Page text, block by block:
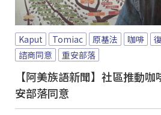
Kaput Tomiac 原基法 咖啡
諮商同意
重安部落
【阿美族語新聞】社區推動
安部落同意